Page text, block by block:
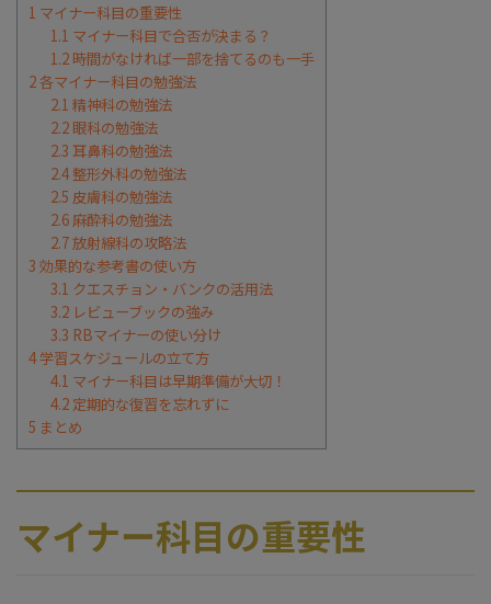
1 マイナー科目の重要性
1.1 マイナー科目で合否が決まる？
1.2時間がなければ一部を捨てるのも一手
2各マイナー科目の勉強法
2.1 精神科の勉強法
2.2眼科の勉強法
2.3 耳鼻科の勉強法
2.4整形外科の勉強法
2.5 皮膚科の勉強法
2.6麻酔科の勉強法
2.7放射線科の攻略法
3 効果的な参考書の使い方
3.1 クエスチョン・バンクの活用法
3.2レビューブックの強み
3.3 RBマイナーの使い分け
4学習スケジュールの立て方
4.1 マイナー科目は早期準備が大切！
4.2定期的な復習を忘れずに
5 まとめ
マイナー科目の重要性